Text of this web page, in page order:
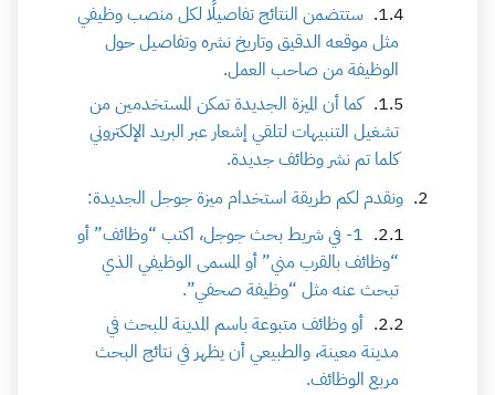
ستتضمن النتائج تفاصيلًا لكل منصب وظيفي
مثل موقعه الدقيق وتاريخ نشره وتفاصيل حول
الوظيفة من صاحب العمل.
كما أن الميزة الجديدة تمكن المستخدمين من
تشغيل التنبيهات لتلقي إشعار عبر البريد الإلكتروني
كلما تم نشر وظائف جديدة.
ونقدم لكم طريقة استخدام ميزة جوجل الجديدة:
1- في شريط بحث جوجل، اكتب “وظائف” أو
“وظائف بالقرب مني” أو المسمى الوظيفي الذي
تبحث عنه مثل “وظيفة صحفي”.
أو وظائف متبوعة باسم المدينة للبحث في
مدينة معينة، والطبيعي أن يظهر في نتائج البحث
مربع الوظائف.